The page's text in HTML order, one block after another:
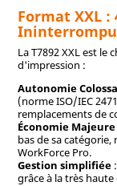
Format XXL :
La T7892 XXL est
d'impression :
Autonomie
(norme ISO/IEC
remplacements de
Économie Majeure
bas de sa
WorkForce Pro.
Gestion simplifiée:
grâce à la très